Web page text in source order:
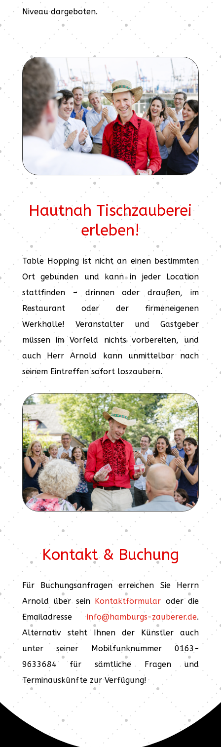
Niveau dargeboten.
Hautnah Tischzauberei
erleben!
Table Hopping ist nicht an einen bestimmten
Ort gebunden und kann in jeder Location
stattfinden – drinnen oder draußen, im
Restaurant oder der firmeneigenen
Werkhalle! Veranstalter und Gastgeber
müssen im Vorfeld nichts vorbereiten, und
auch Herr Arnold kann unmittelbar nach
seinem Eintreffen sofort loszaubern.
Kontakt & Buchung
Für Buchungsanfragen erreichen Sie Herrn
Arnold über sein Kontaktformular oder die
Emailadresseinfo@hamburgs-zauberer.de.
Alternativ steht Ihnen der Künstler auch
unter seiner Mobilfunknummer 0163-
9633684 für sämtliche Fragen und
Terminauskünfte zur Verfügung!